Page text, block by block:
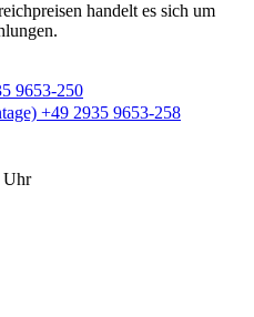
handelt es sich um
9653-250
+49 2935 9653-258
Uhr